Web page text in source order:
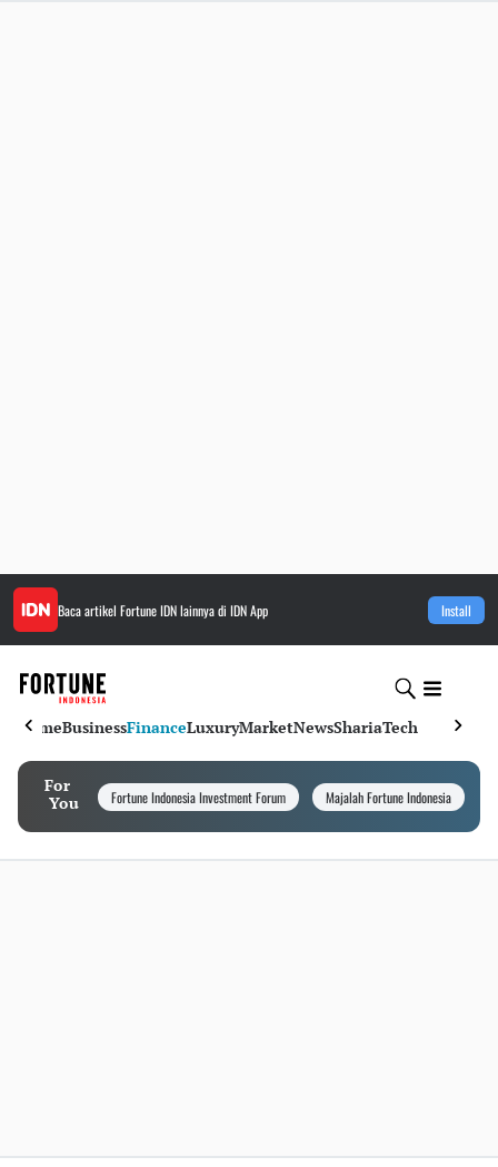
Baca artikel Fortune IDNlainnya di IDN App Install
HomeBusinessFinanceLuxuryMarketNewsShariaTech
For
You
Fortune Indonesia Investment Forum Majalah Fortune Indonesia